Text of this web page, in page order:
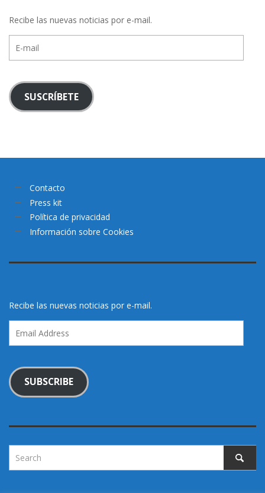
Recibe las nuevas noticias por e-mail.
mail
SUSCRÍBETE
Contacto
Press kit
Política de privacidad
Información sobre Cookies
Recibe las nuevas noticias por e-mail.
Address
SUBSCRIBE